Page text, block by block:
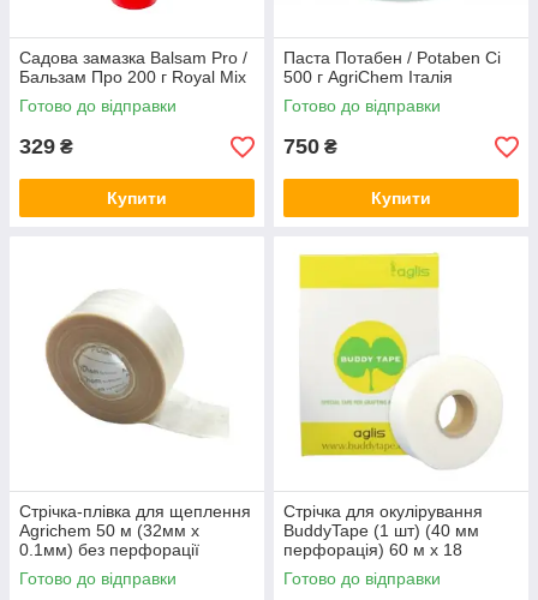
Садова замазка Balsam Pro /
Бальзам Про 200 г Royal Mix
Готово до відправки
329 ₴
Купити
Паста Потабен / Potaben Ci
500 г AgriChem Італія
Готово до відправки
750 ₴
Купити
Стрічка-плівка для щеплення
Agrichem 50 м (32мм х
0.1мм) без перфорації
(самоклейна) (4980005N)
Італія
Готово до відправки
Стрічка для окулірування
BuddyTape (1 шт) (40 мм
перфорація) 60 м х 18
мм (1500 шт) BT60-40/18
Aglis​​​​​​​ Японія
Готово до відправки